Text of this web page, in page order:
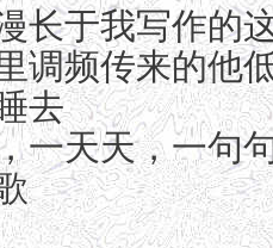
长于我写作的
调频传来的他
去
一天天，一句